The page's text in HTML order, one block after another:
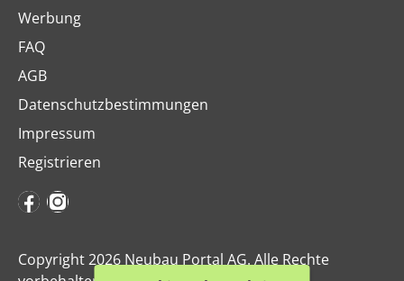
Werbung
FAQ
AGB
Datenschutzbestimmungen
Impressum
Registrieren
Copyright 2026 Neubau Portal AG. Alle Rechte